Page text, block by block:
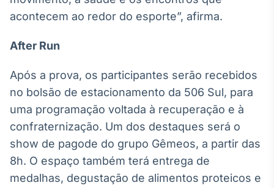
para conteúdos e
Broadcast
Wallboard
dados para
displays e telas
Broadcast
Curadoria
acontecem ao redor do esporte”, afirma.
After Run
Após a prova, os participantes serão recebidos
no bolsão de estacionamento da 506 Sul, para
uma programação voltada à recuperação e à
confraternização. Um dos destaques será o
show de pagode do grupo Gêmeos, a partir das
8h. O espaço também terá entrega de
medalhas, degustação de alimentos proteicos e